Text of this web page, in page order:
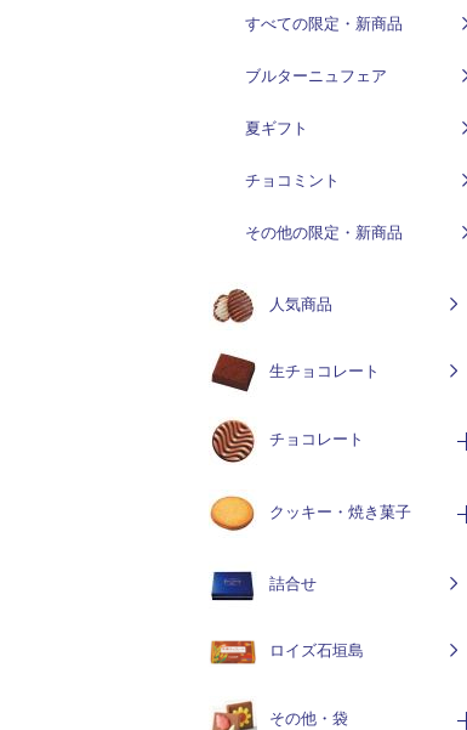
すべての限定・新商品
ブルターニュフェア
夏ギフト
チョコミント
その他の限定・新商品
人気商品
生チョコレート
チョコレート
クッキー・焼き菓子
詰合せ
ロイズ石垣島
その他・袋